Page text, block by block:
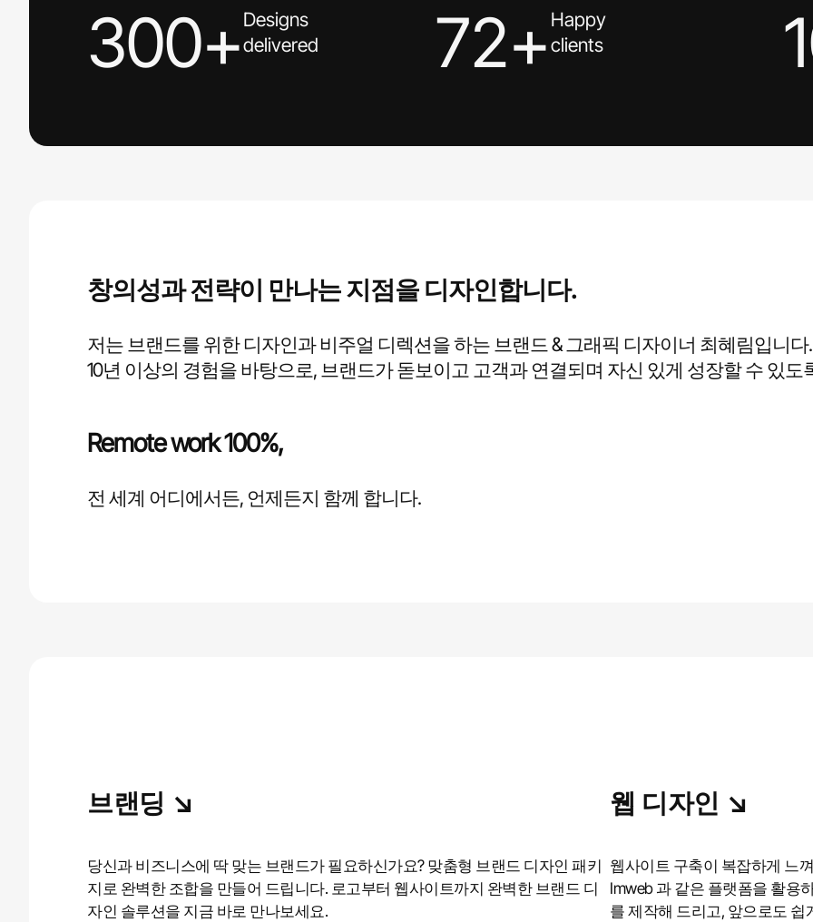
300+ Designs
delivered
72+ Happy
clients
창의성과 전략이 만나는 지점을 디자인합니다.
저는 브랜드를 위한 디자인과 비주얼 디렉션을 하는 브랜드 & 그래픽 디자이너 최혜림입니다.
10년 이상의 경험을 바탕으로, 브랜드가 돋보이고 고객과 연결되며 자신 있게 성장할 수 있도
Remote work 100%,
전 세계 어디에서든, 언제든지 함께 합니다.
브랜딩 ↘︎
당신과 비즈니스에 딱 맞는 브랜드가 필요하신가요? 맞춤형 브랜드 디자인 패키
지로 완벽한 조합을 만들어 드립니다. 로고부터 웹사이트까지 완벽한 브랜드 디
자인 솔루션을 지금 바로 만나보세요.
웹 디자인 ↘︎
웹사이트 구축이 복잡하게 느
Imweb 과 같은 플랫폼을 활용
를 제작해 드리고, 앞으로도